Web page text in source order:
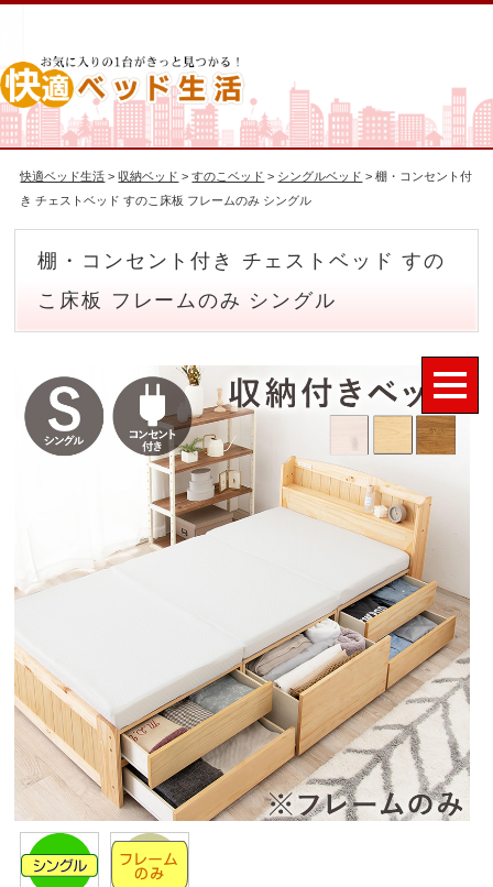
快適ベッド生活 >収納ベッド >すのこベッド > シングルベッド > 棚・コンセント付
き チェストベッド すのこ床板 フレームのみ シングル
棚・コンセント付き チェストベッド すの
こ床板 フレームのみ シングル